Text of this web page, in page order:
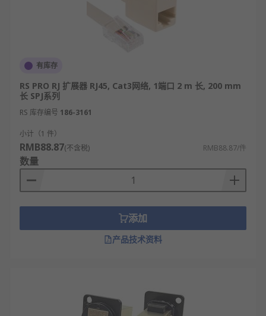
有库存
RS PRO RJ 扩展器 RJ45, Cat3网络, 1端口 2 m 长, 200 mm
长 SPJ系列
RS 库存编号 186-3161
小计（1 件）
RMB88.87(不含税) RMB88.87/件
数量
添加
产品技术资料